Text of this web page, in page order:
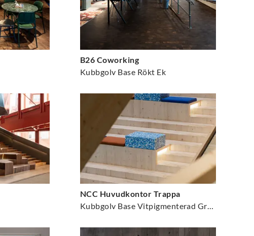
B26 Coworking
Kubbgolv Base Rökt Ek
NCC Huvudkontor Trappa
Kubbgolv Base Vitpigmenterad Gran